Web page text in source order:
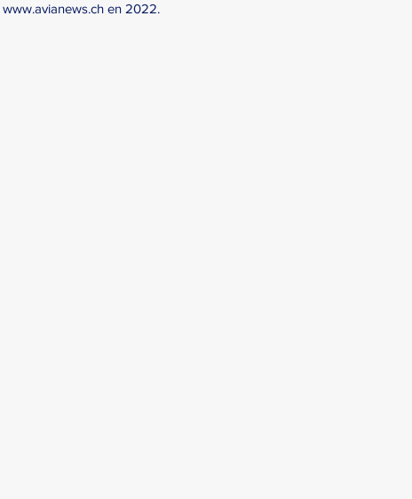
www.avianews.ch en 2022.